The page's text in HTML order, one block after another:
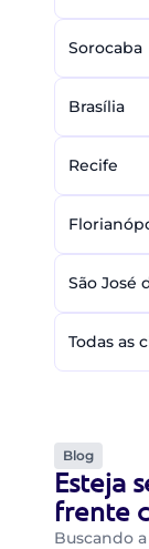
Sorocaba
Brasília
Recife
São José
Todas as
Blog
Esteja
frente
Buscando